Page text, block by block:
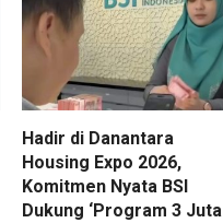
Hadir di Danantara
Housing Expo 2026,
Komitmen Nyata BSI
Dukung ‘Program 3 Juta